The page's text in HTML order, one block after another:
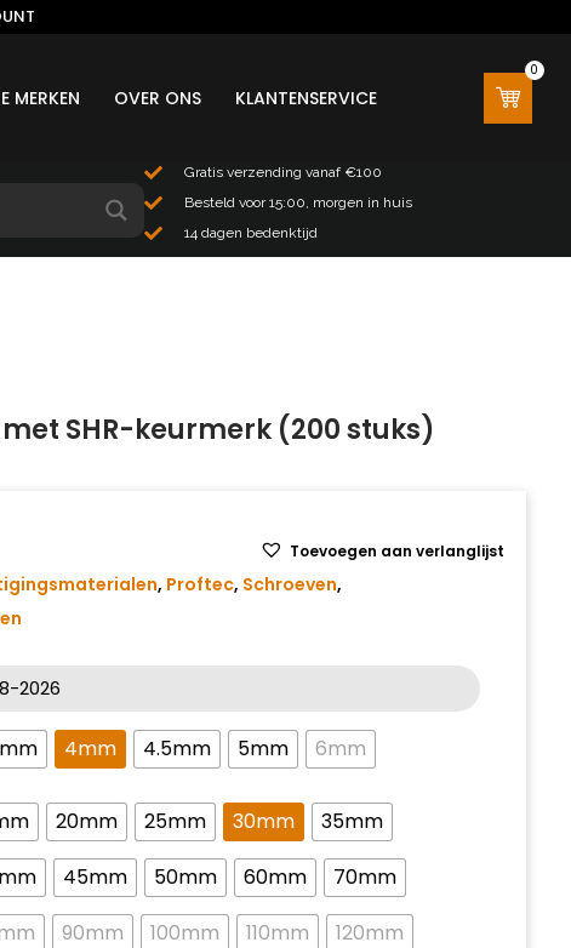
MERKEN OVER ONS KLANTENSERVICE
0
Gratis verzending vanaf €100
Besteld voor 15:00, morgen in huis
14 dagen bedenktijd
SHR-keurmerk (200 stuks)
, Proftec, Schroeven,
2026
4mm 4.5mm 5mm 6mm
20mm 25mm 30mm
35mm
45mm 50mm 60mm
70mm
90mm 100mm 110mm
120mm
Toevoegen aan verlanglijst